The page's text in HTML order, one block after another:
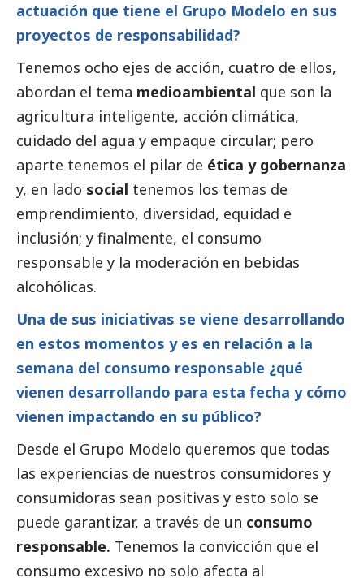
actuación que tiene el Grupo Modelo en sus
proyectos de responsabilidad?
Tenemos ocho ejes de acción, cuatro de ellos,
abordan el tema medioambiental que son la
agricultura inteligente, acción climática,
cuidado del agua y empaque circular; pero
aparte tenemos el pilar de ética y gobernanza
y, en lado social tenemos los temas de
emprendimiento, diversidad, equidad e
inclusión; y finalmente, el consumo
responsable y la moderación en bebidas
alcohólicas.
Una de sus iniciativas se viene desarrollando
en estos momentos y es en relación a la
semana del consumo responsable ¿qué
vienen desarrollando para esta fecha y cómo
vienen impactando en su público?
Desde el Grupo Modelo queremos que todas
las experiencias de nuestros consumidores y
consumidoras sean positivas y esto solo se
puede garantizar, a través de un consumo
responsable. Tenemos la convicción que el
consumo excesivo no solo afecta al